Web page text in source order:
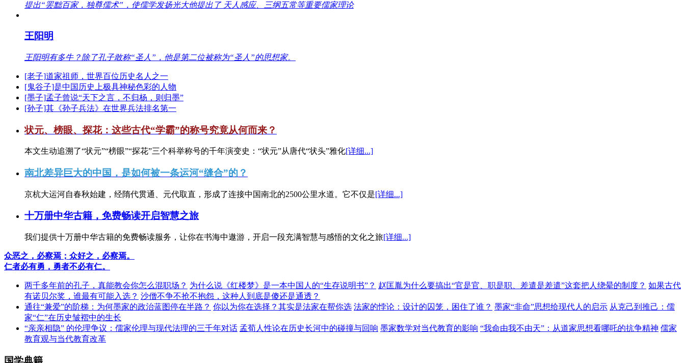
提出“罢黜百家，独尊儒术”，使儒学发扬光大他提出了 天人感应、三纲五常等重要儒家理论
王阳明
王阳明有多牛？除了孔子敢称“圣人”，他是第二位被称为“圣人”的思想家。
[老子]道家祖师，世界百位历史名人之一
[鬼谷子]是中国历史上极具神秘色彩的人物
[墨子]孟子曾说“天下之言，不归杨，则归墨”
[孙子]其《孙子兵法》在世界兵法排名第一
状元、榜眼、探花：这些古代“学霸”的称号究竟从何而来？
本文生动追溯了“状元”“榜眼”“探花”三个科举称号的千年演变史：“状元”从唐代“状头”雅化[详细...]
南北差异巨大的中国，是如何被一条运河“缝合”的？
京杭大运河自春秋始建，经隋代贯通、元代取直，形成了连接中国南北的2500公里水道。它不仅是[详细...]
十万册中华古籍，免费畅读开启智慧之旅
我们提供十万册中华古籍的免费畅读服务，让你在书海中遨游，开启一段充满智慧与感悟的文化之旅[详细...]
众恶之，必察焉；众好之，必察焉。
仁者必有勇，勇者不必有仁。
两千多年前的孔子，真能教会你怎么混职场？ 为什么说《红楼梦》是一本中国人的“生存说明书”？ 赵匡胤为什么要搞出“官是官、职是职、差遣是差遣”这套把人绕晕的制度？ 如果古代
有诺贝尔奖，谁最有可能入选？ 沙僧不争不抢不抱怨，这种人到底是傻还是通透？
通往“兼爱”的阶梯：为何墨家的政治蓝图停在半路？ 你以为你在选择？其实是法家在帮你选 法家的悖论：设计的囚笼，困住了谁？ 墨家“非命”思想给现代人的启示 从克己到推己：儒
家“仁”在历史皱褶中的生长
“亲亲相隐” 的伦理争议：儒家伦理与现代法理的三千年对话 孟荀人性论在历史长河中的碰撞与回响 墨家数学对当代教育的影响 “我命由我不由天”：从道家思想看哪吒的抗争精神 儒家
教育观与当代教育改革
国学典籍